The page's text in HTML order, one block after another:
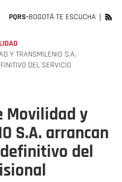
PQRS-BOGOTÁ TE ESCUCHA
Y TRANSMILENIO S.A.
DEL SERVICIO
Movilidad y
S.A. arrancan
del